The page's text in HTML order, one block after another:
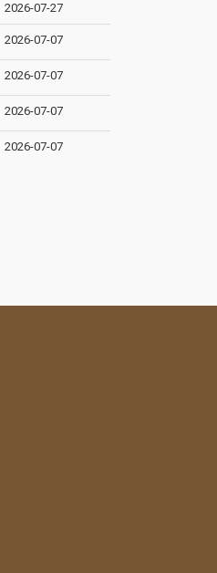
2026-07-27
2026-07-07
2026-07-07
2026-07-07
2026-07-07